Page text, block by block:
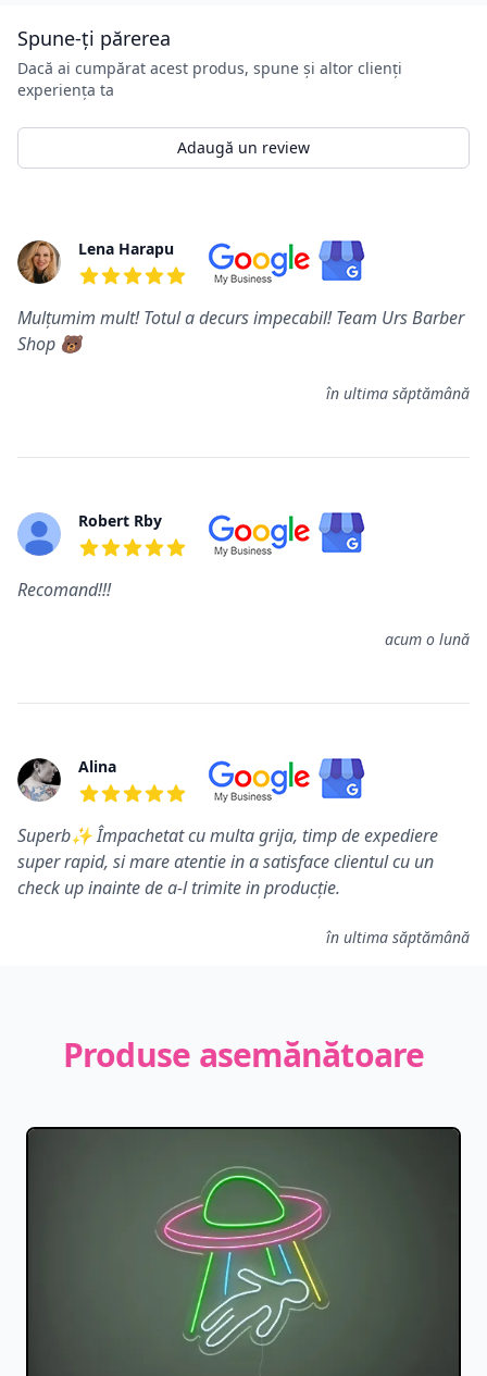
Spune-ți părerea
Dacă ai cumpărat acest produs, spune și altor clienți
experiența ta
Adaugă un review
Review-uriLena Harapu
Mulțumim mult! Totul a decurs impecabil! Team Urs Barber
Shop 🐻
în ultima săptămână
Robert Rby
Recomand!!!
acum o lună
Alina
Superb✨ Împachetat cu multa grija, timp de expediere
super rapid, si mare atentie in a satisface clientul cu un
check up inainte de a-l trimite in producție.
în ultima săptămână
Produse asemănătoare